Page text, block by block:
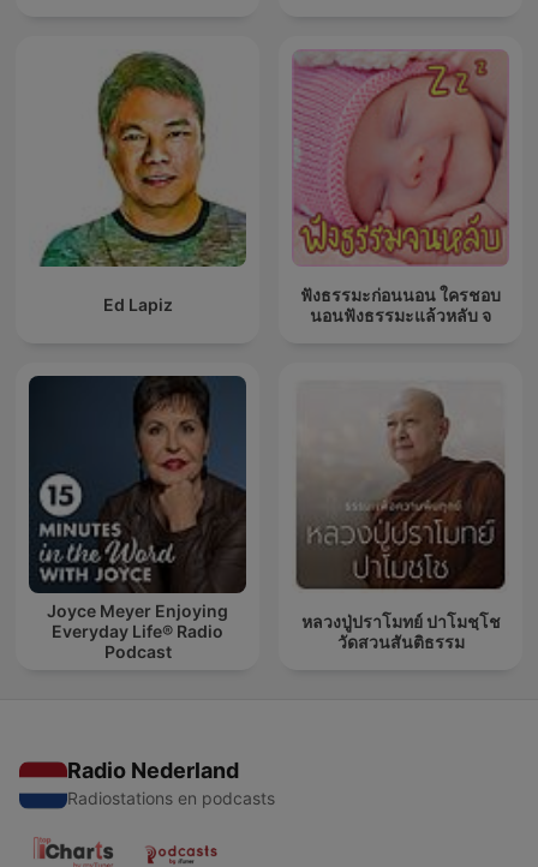
Ed Lapiz
ฟังธรรมะก่อนนอน ใครชอบ
นอนฟังธรรมะแล้วหลับ จ
Joyce Meyer Enjoying
Everyday Life® Radio
Podcast
หลวงปู่ปราโมทย์ ปาโมชฺโช
วัดสวนสันติธรรม
Radio Nederland
Radiostations en podcasts